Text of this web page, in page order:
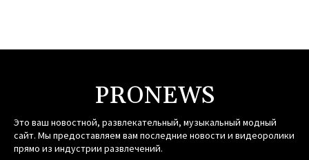
PRONEWS
Это ваш новостной, развлекательный, музыкальный модный
сайт. Мы предоставляем вам последние новости и видеоролики
прямо из индустрии развлечений.